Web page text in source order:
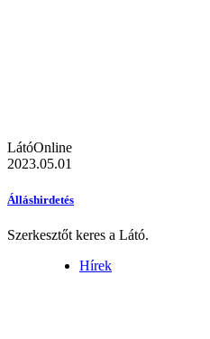
LátóOnline
2023.05.01
Álláshirdetés
Szerkesztőt keres a Látó.
Hírek